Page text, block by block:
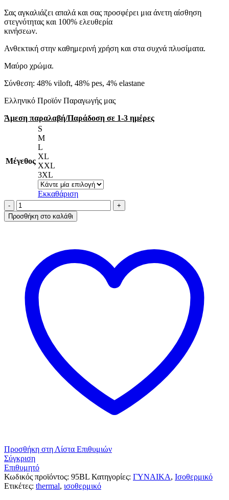
Σας αγκαλιάζει απαλά και σας προσφέρει μια άνετη αίσθηση
στεγνότητας και 100% ελευθερία
κινήσεων.
Ανθεκτική στην καθημερινή χρήση και στα συχνά πλυσίματα.
Μαύρο χρώμα.
Σύνθεση: 48% viloft, 48% pes, 4% elastane
Ελληνικό Προϊόν Παραγωγής μας
Άμεση παραλαβή/Παράδοση σε 1-3 ημέρες
Μέγεθος
S
M
L
XL
XXL
3XL
Εκκαθάριση
Ισοθερμικό
κολάν
Γυναικείο
Προσθήκη στο καλάθι
Προσθήκη στη Λίστα Επιθυμιών
Σύγκριση
Επιθυμητό
Κωδικός προϊόντος: 95BL Κατηγορίες: ΓΥΝΑΙΚΑ, Ισοθερμικό
Ετικέτες: thermal, ισοθερμικό